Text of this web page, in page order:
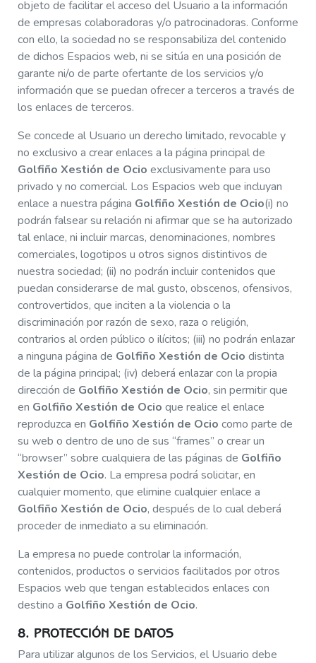
objeto de facilitar el acceso del Usuario a la información
de empresas colaboradoras y/o patrocinadoras. Conforme
con ello, la sociedad no se responsabiliza del contenido
de dichos Espacios web, ni se sitúa en una posición de
garante ni/o de parte ofertante de los servicios y/o
información que se puedan ofrecer a terceros a través de
los enlaces de terceros.
Se concede al Usuario un derecho limitado, revocable y
no exclusivo a crear enlaces a la página principal de
Golfiño Xestión de Ocio exclusivamente para uso
privado y no comercial. Los Espacios web que incluyan
enlace a nuestra página Golfiño Xestión de Ocio(i) no
podrán falsear su relación ni afirmar que se ha autorizado
tal enlace, ni incluir marcas, denominaciones, nombres
comerciales, logotipos u otros signos distintivos de
nuestra sociedad; (ii) no podrán incluir contenidos que
puedan considerarse de mal gusto, obscenos, ofensivos,
controvertidos, que inciten a la violencia o la
discriminación por razón de sexo, raza o religión,
contrarios al orden público o ilícitos; (iii) no podrán enlazar
a ninguna página de Golfiño Xestión de Ocio distinta
de la página principal; (iv) deberá enlazar con la propia
dirección de Golfiño Xestión de Ocio, sin permitir que
en Golfiño Xestión de Ocio que realice el enlace
reproduzca en Golfiño Xestión de Ocio como parte de
su web o dentro de uno de sus “frames” o crear un
“browser” sobre cualquiera de las páginas de Golfiño
Xestión de Ocio. La empresa podrá solicitar, en
cualquier momento, que elimine cualquier enlace a
Golfiño Xestión de Ocio, después de lo cual deberá
proceder de inmediato a su eliminación.
La empresa no puede controlar la información,
contenidos, productos o servicios facilitados por otros
Espacios web que tengan establecidos enlaces con
destino a Golfiño Xestión de Ocio.
8. PROTECCIÓN DE DATOS
Para utilizar algunos de los Servicios, el Usuario debe